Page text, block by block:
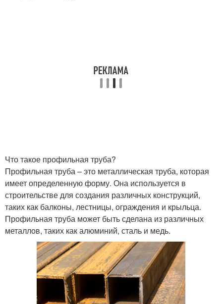
Что такое профильная труба?
Профильная труба – это металлическая труба, которая
имеет определенную форму. Она используется в
строительстве для создания различных конструкций,
таких как балконы, лестницы, ограждения и крыльца.
Профильная труба может быть сделана из различных
металлов, таких как алюминий, сталь и медь.